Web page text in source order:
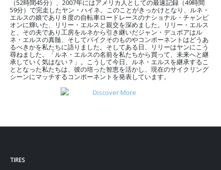
（52時間45分）、2007年にはアメリカ人としての最速記録（49時間
59分）で完走したヤン・ハイネ。このことがきっかけとなり、ルネ・
エルスの娘であり８度の自転車ロードレースのナショナル・チャンピ
オンに輝いた、リリー・エルスと親交を深めました。リリー・エルス
と、その夫であり工房をルネから引き継いだジャン・デュボアはル
ネ・エルスの真髄、そしてバイクそのものやコンポーネントはどうあ
るべきかを私たちに語りました。そしてある日、リリーはヤンにこう
尋ねました。「ルネ・エルスの名前を私たちから買って、未来へと継
承していく気はない？」。こうして今日、ルネ・エルスを継承するこ
ととなった私たちは、彼の培った智恵を活かし、現在のサイクリング
シーンにマッチするコンポーネントを発表しています。
TIRES